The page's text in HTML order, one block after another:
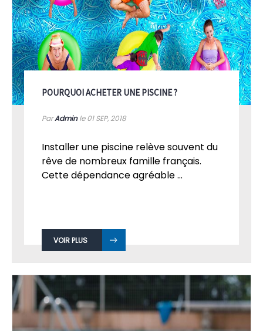
POURQUOI ACHETER UNE PISCINE ?
ParAdminle 01SEP, 2018
Installer une piscine relève souvent du
rêve de nombreux famille français.
Cette dépendance agréable ...
VOIR PLUS